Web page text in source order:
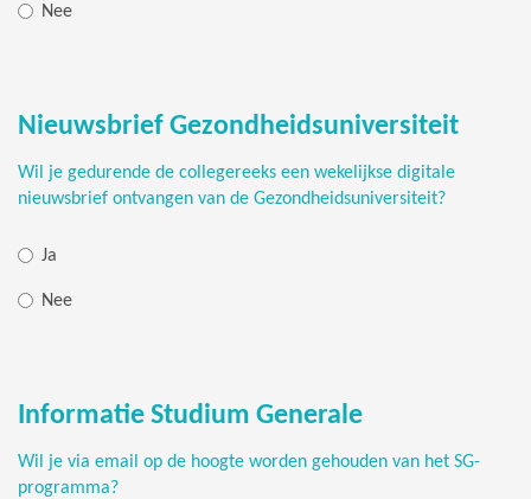
Nee
Nieuwsbrief Gezondheidsuniversiteit
Wil je gedurende de collegereeks een wekelijkse digitale
nieuwsbrief ontvangen van de Gezondheidsuniversiteit?
Ja
Nee
Informatie Studium Generale
Wil je via email op de hoogte worden gehouden van het SG-
programma?